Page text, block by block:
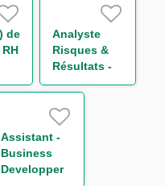
de
Analyste
Risques &
Résultats -
Equity
Derivatives
H/F
Assistant -
Business
Developper